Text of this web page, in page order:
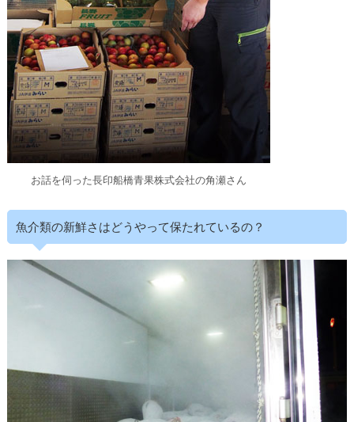
お話を伺った長印船橋青果株式会社の角瀬さん
魚介類の新鮮さはどうやって保たれているの？